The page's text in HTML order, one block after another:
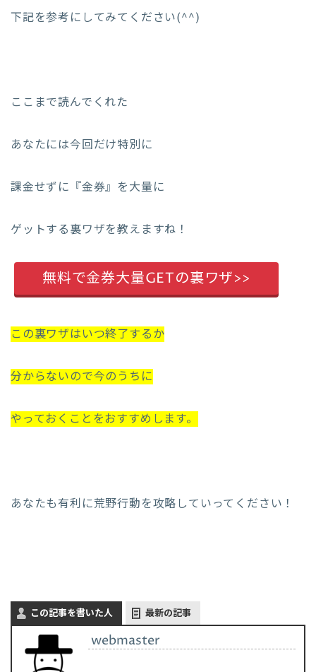
下記を参考にしてみてください(^^)
ここまで読んでくれた
あなたには今回だけ特別に
課金せずに『金券』を大量に
ゲットする裏ワザを教えますね！
無料で金券大量GETの裏ワザ>>
この裏ワザはいつ終了するか
分からないので今のうちに
やっておくことをおすすめします。
あなたも有利に荒野行動を攻略していってください！
この記事を書いた人 最新の記事
webmaster